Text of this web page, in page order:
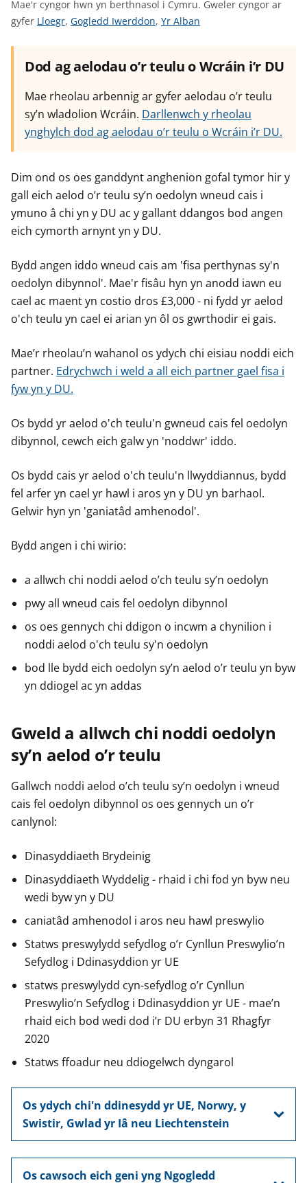
Mae'r cyngor hwn yn berthnasol i Cymru. Gweler cyngor ar
gyfer G
l
r
c
y
o
r
a
r
y
f
e
r
Lloegr, G
l
r
c
y
o
r
a
r
y
f
e
r
Gogledd Iwerddon, G
l
r
c
y
o
r
a
y
f
e
r
Yr Alban
Dod ag aelodau o’r teulu o Wcráin i’r DU
Mae rheolau arbennig ar gyfer aelodau o’r teulu
sy’n wladolion Wcráin. Darllenwch y rheolau
ynghylch dod ag aelodau o’r teulu o Wcráin i’r DU.
Dim ond os oes ganddynt anghenion gofal tymor hir y
gall eich aelod o’r teulu sy’n oedolyn wneud cais i
ymuno â chi yn y DU ac y gallant ddangos bod angen
eich cymorth arnynt yn y DU.
Bydd angen iddo wneud cais am 'fisa perthynas sy'n
oedolyn dibynnol'. Mae'r fisâu hyn yn anodd iawn eu
cael ac maent yn costio dros £3,000 - ni fydd yr aelod
o'ch teulu yn cael ei arian yn ôl os gwrthodir ei gais.
Mae’r rheolau’n wahanol os ydych chi eisiau noddi eich
partner. Edrychwch i weld a all eich partner gael fisa i
fyw yn y DU.
Os bydd yr aelod o'ch teulu'n gwneud cais fel oedolyn
dibynnol, cewch eich galw yn 'noddwr' iddo.
Os bydd cais yr aelod o'ch teulu'n llwyddiannus, bydd
fel arfer yn cael yr hawl i aros yn y DU yn barhaol.
Gelwir hyn yn 'ganiatâd amhenodol'.
Bydd angen i chi wirio:
a allwch chi noddi aelod o’ch teulu sy’n oedolyn
pwy all wneud cais fel oedolyn dibynnol
os oes gennych chi ddigon o incwm a chynilion i
noddi aelod o'ch teulu sy'n oedolyn
bod lle bydd eich oedolyn sy’n aelod o’r teulu yn byw
yn ddiogel ac yn addas
Gweld a allwch chi noddi oedolyn
sy’n aelod o’r teulu
Gallwch noddi aelod o’ch teulu sy’n oedolyn i wneud
cais fel oedolyn dibynnol os oes gennych un o’r
canlynol:
Dinasyddiaeth Brydeinig
Dinasyddiaeth Wyddelig - rhaid i chi fod yn byw neu
wedi byw yn y DU
caniatâd amhenodol i aros neu hawl preswylio
Statws preswylydd sefydlog o’r Cynllun Preswylio’n
Sefydlog i Ddinasyddion yr UE
statws preswylydd cyn-sefydlog o’r Cynllun
Preswylio’n Sefydlog i Ddinasyddion yr UE - mae’n
rhaid eich bod wedi dod i’r DU erbyn 31 Rhagfyr
2020
Statws ffoadur neu ddiogelwch dyngarol
Os ydych chi'n ddinesydd yr UE, Norwy, y
Swistir, Gwlad yr Iâ neu Liechtenstein
Os cawsoch eich geni yng Ngogledd